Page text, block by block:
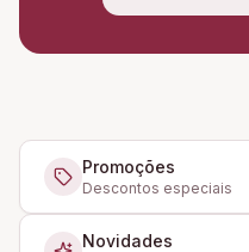
Promoções
Descontos especiais
Novidades